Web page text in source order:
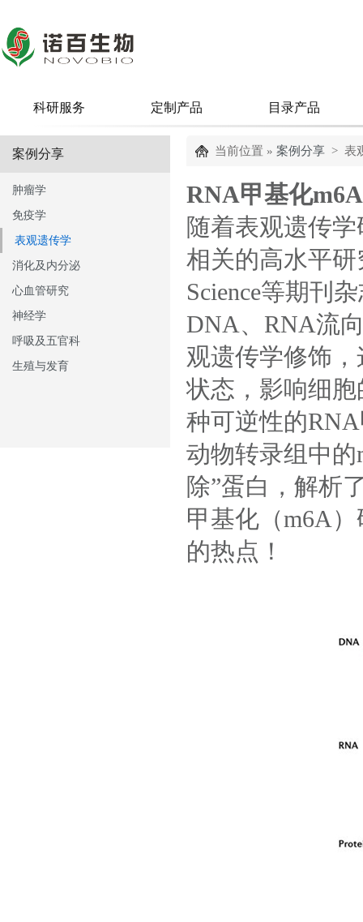
科研服务 定制产品 目录产品
案例分享
肿瘤学
免疫学
表观遗传学
消化及内分泌
心血管研究
神经学
呼吸及五官科
生殖与发育
当前位置 » 案例分享 > 表
RNA甲基化
随着表观遗传
相关的高水平研
Science等期刊
DNA、RNA流
观遗传学修饰
状态，影响细
种可逆性的
动物转录组中的
除”蛋白，解析
甲基化（m6A
的热点！